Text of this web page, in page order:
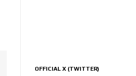
OFFICIAL X (TWITTER)